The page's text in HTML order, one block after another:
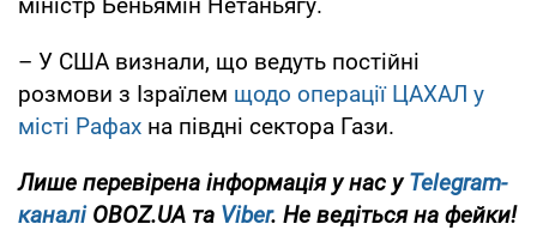
– У США визнали, що ведуть постійні
розмови з Ізраїлем щодо операції ЦАХАЛ у
місті Рафах на півдні сектора Гази.
Лише перевірена інформація у нас уTelegram-
каналіOBOZ.UA та Viber. Не ведіться на фейки!